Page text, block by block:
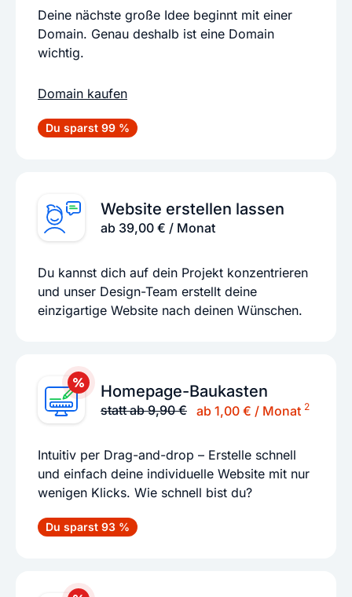
Deine nächste große Idee beginnt mit einer
Domain. Genau deshalb ist eine Domain
wichtig.
Domain kaufen
Du sparst 99 %
Website erstellen lassen
ab 39,00 € / Monat
Du kannst dich auf dein Projekt konzentrieren
und unser Design-Team erstellt deine
einzigartige Website nach deinen Wünschen.
Homepage-Baukasten
statt ab 9,90 € ab 1,00 € / Monat 2
Intuitiv per Drag-and-drop – Erstelle schnell
und einfach deine individuelle Website mit nur
wenigen Klicks. Wie schnell bist du?
Du sparst 93 %